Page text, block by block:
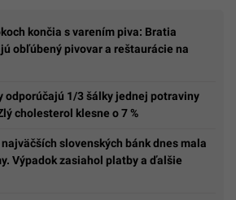
končia s varením piva: Bratia
obľúbený pivovar a reštaurácie na
odporúčajú 1/3 šálky jednej potraviny
cholesterol klesne o 7 %
slovenských bánk dnes mala
Výpadok zasiahol platby a ďalšie